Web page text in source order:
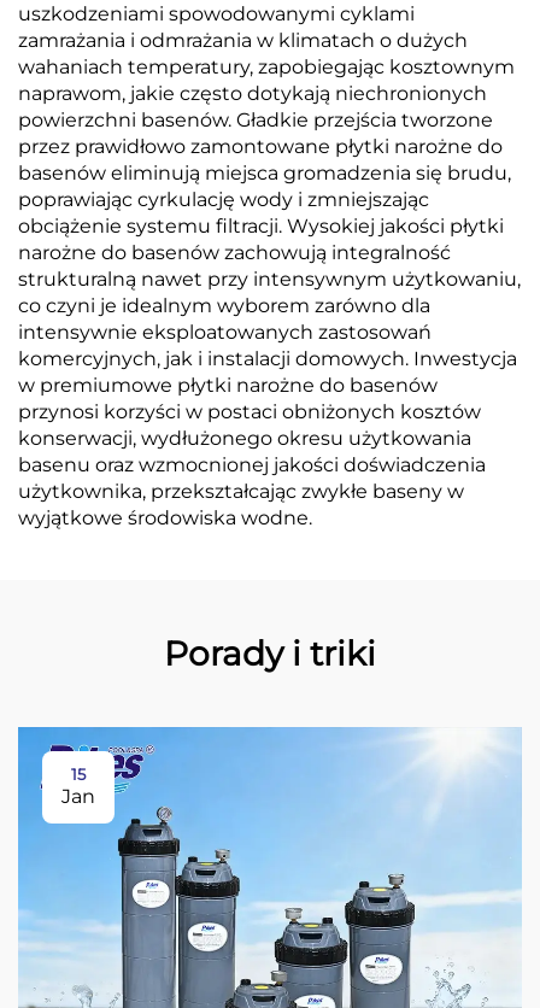
uszkodzeniami spowodowanymi cyklami
zamrażania i odmrażania w klimatach o dużych
wahaniach temperatury, zapobiegając kosztownym
naprawom, jakie często dotykają niechronionych
powierzchni basenów. Gładkie przejścia tworzone
przez prawidłowo zamontowane płytki narożne do
basenów eliminują miejsca gromadzenia się brudu,
poprawiając cyrkulację wody i zmniejszając
obciążenie systemu filtracji. Wysokiej jakości płytki
narożne do basenów zachowują integralność
strukturalną nawet przy intensywnym użytkowaniu,
co czyni je idealnym wyborem zarówno dla
intensywnie eksploatowanych zastosowań
komercyjnych, jak i instalacji domowych. Inwestycja
w premiumowe płytki narożne do basenów
przynosi korzyści w postaci obniżonych kosztów
konserwacji, wydłużonego okresu użytkowania
basenu oraz wzmocnionej jakości doświadczenia
użytkownika, przekształcając zwykłe baseny w
wyjątkowe środowiska wodne.
Porady i triki
15
Jan